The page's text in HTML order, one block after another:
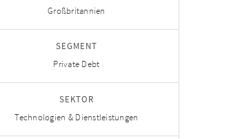
Großbritannien
SEGMENT
Private Debt
SEKTOR
Technologien & Dienstleistungen